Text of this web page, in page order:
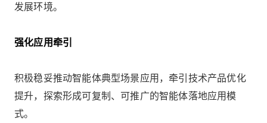
发展环境。
强化应用牵引
积极稳妥推动智能体典型场景应用，牵引技术产品优化
提升，探索形成可复制、可推广的智能体落地应用模
式。